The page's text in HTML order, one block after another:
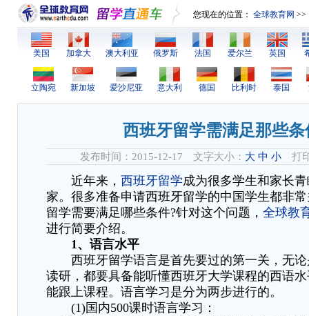
您现在的位置： 全球教育网 >>
美国 加拿大 澳大利亚 俄罗斯 法国 爱尔兰 英国
立陶宛 新加坡 爱沙尼亚 意大利 德国 比利时 泰国
西班牙留学需满足那些条
发布时间：2015-12-17 文字大小： 大 中 小 打
近年来， 西班牙留学成为很多学生和家长
家。很多准备申请西班牙留学的中国学生都非
留学需要满足哪些条件?针对这个问题， 全球教
进行简要介绍。
1、语言水平
西班牙留学语言是首先要过的第一关，无论
读研，都要具备能听懂西班牙大学课程的西语
能跟上课程。语言学习是分为两步进行的。
(1)国内500课时语言学习：